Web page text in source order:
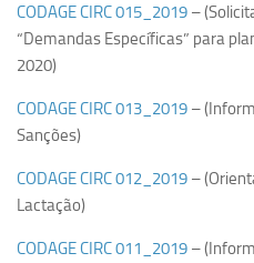
Orçamento USP
Planilha CRUESP
PORTAL DA TRANSPARÊNCIA
CODAGE CIRC 015_2019 –
“Demandas Específicas” para
2020)
CODAGE CIRC 013_2019 –
Sanções)
CODAGE CIRC 012_2019 –
Lactação)
CODAGE CIRC 011_2019 –